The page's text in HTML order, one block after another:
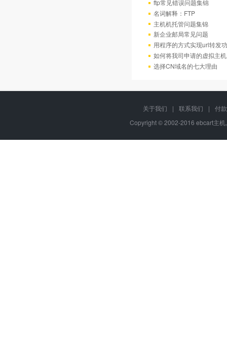
ftp常见错误问题集锦
名词解释：FTP
主机机托管问题集锦
新企业邮局常见问题
用程序的方式实现url转发
如何将我司申请的虚拟主
选择CN域名的七大理由
关于我们 | 联系我们 |
付
Copyright © 2002-2016 ebcart主